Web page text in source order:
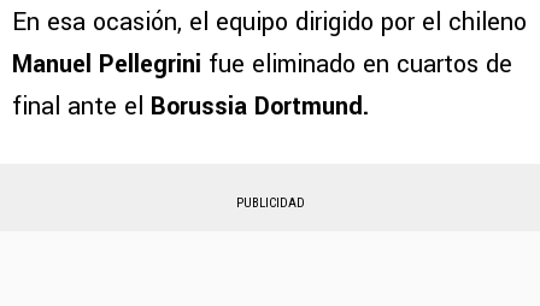
En esa ocasión, el equipo dirigido por el chileno
Manuel Pellegrini fue eliminado en cuartos de
final ante el Borussia Dortmund.
PUBLICIDAD